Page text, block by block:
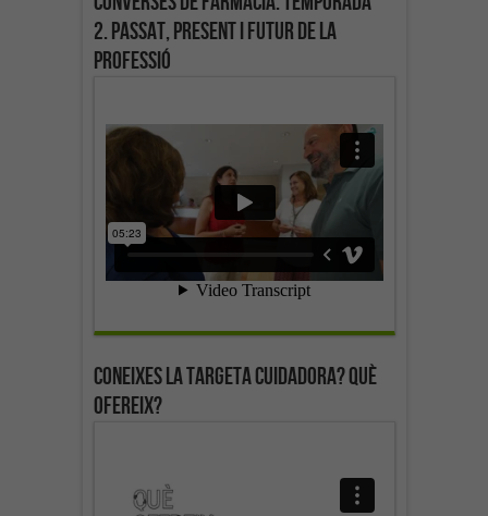
2. Passat, present i futur de la
professió
Coneixes la targeta cuidadora? Què
ofereix?